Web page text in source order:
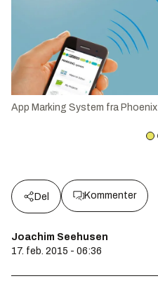
App Marking System fra Phoenix
Del Kommenter
Joachim Seehusen
17. feb. 2015 - 06:36